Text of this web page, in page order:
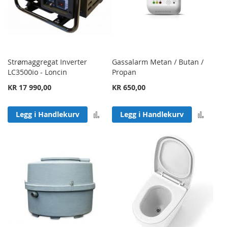
Strømaggregat Inverter
LC3500io - Loncin
KR 17 990,00
Legg i Handlekurv Legg til sammenligning
Gassalarm Metan / Butan /
Propan
KR 650,00
Legg i Handlekurv